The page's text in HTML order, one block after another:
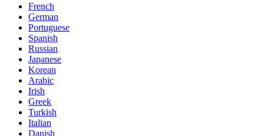
French
German
Portuguese
Spanish
Russian
Japanese
Korean
Arabic
Irish
Greek
Turkish
Italian
Danish